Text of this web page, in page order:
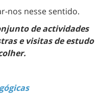
nos nesse sentido.
de actividades
e visitas de estudo